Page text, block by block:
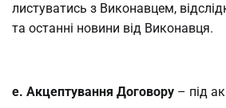
листуватись з Виконавцем,
та останні новини від Виконавця.
e. Акцептування Договору – під